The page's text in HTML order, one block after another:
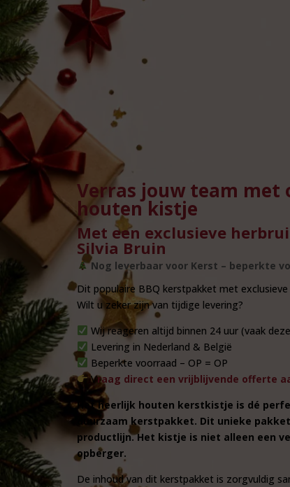
Verras jouw team met
houten kistje
Met een exclusieve
Silvia Bruin
Nog leverbaar voor Kerst – beperkte
Dit populaire BBQ kerstpakket met exclusieve
Wilt u zeker zijn van tijdige levering?
Wij reageren altijd binnen 24 uur (vaak
Levering in Nederland & België
Beperkte voorraad – OP = OP
Vraag direct een vrijblijvende offerte
Het heerlijk houten kerstkistje is dé
duurzaam kerstpakket. Dit unieke
productlijn. Het kistje is niet alleen een
opberger.
De inhoud van dit kerstpakket is zorgvuldig